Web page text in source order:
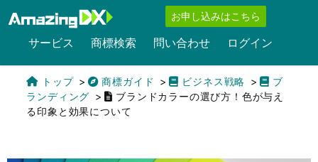
お申し込みはこちら
サービス 商標検索 問い合わせ ログイン
トップ 商標ガイド ビジネス戦略
ブ
ランディング
ブランドカラーの選び方！色が与え
る印象と効果について